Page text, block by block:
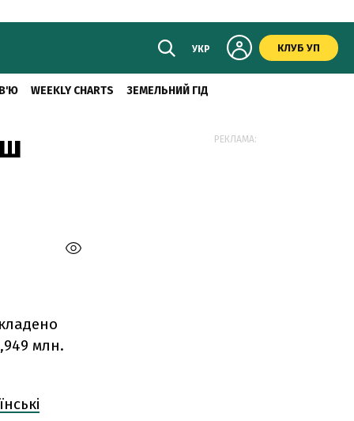
УКР КЛУБ УП
WEEKLY CHARTS ЗЕМЕЛЬНИЙ ГІД
млн.
РЕКЛАМА: